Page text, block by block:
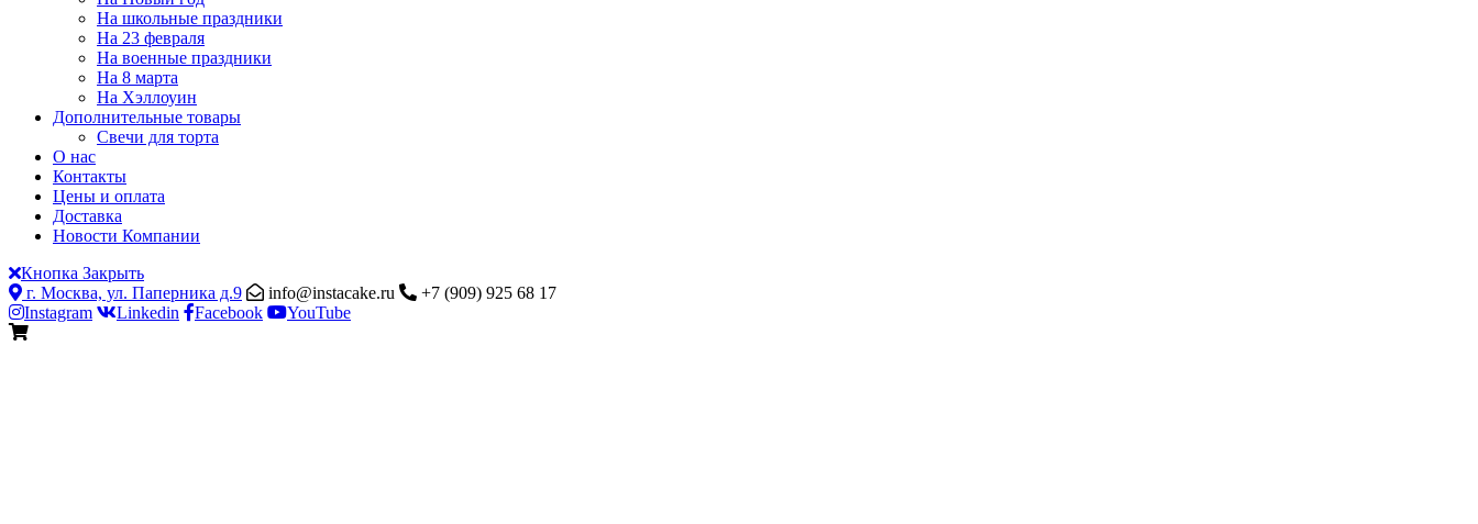
На школьные праздники
На 23 февраля
На военные праздники
На 8 марта
На Хэллоуин
Дополнительные товары
Свечи для торта
О нас
Контакты
Цены и оплата
Доставка
Новости Компании
Кнопка Закрыть
г. Москва, ул. Паперника д.9
info@instacake.ru
+7 (909) 925 68 17
Instagram
Linkedin Facebook YouTube